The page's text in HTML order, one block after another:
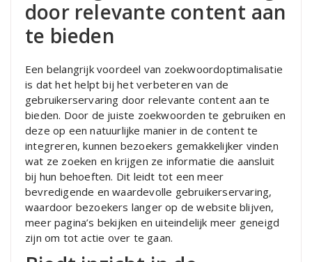
door relevante content aan
te bieden
Een belangrijk voordeel van zoekwoordoptimalisatie
is dat het helpt bij het verbeteren van de
gebruikerservaring door relevante content aan te
bieden. Door de juiste zoekwoorden te gebruiken en
deze op een natuurlijke manier in de content te
integreren, kunnen bezoekers gemakkelijker vinden
wat ze zoeken en krijgen ze informatie die aansluit
bij hun behoeften. Dit leidt tot een meer
bevredigende en waardevolle gebruikerservaring,
waardoor bezoekers langer op de website blijven,
meer pagina’s bekijken en uiteindelijk meer geneigd
zijn om tot actie over te gaan.